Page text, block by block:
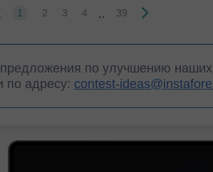
1 2 3 4 .. 39
по улучшению
по адресу: contest-